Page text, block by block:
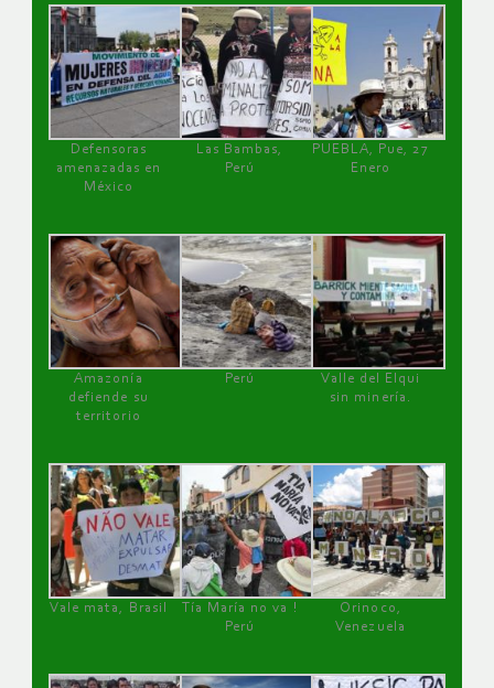
Defensoras
amenazadas en
México
Las Bambas,
Perú
PUEBLA, Pue, 27
Enero
Amazonía
defiende su
territorio
Perú
Valle del Elqui
sin minería.
Vale mata, Brasil
Tía María no va !
Perú
Orinoco,
Venezuela